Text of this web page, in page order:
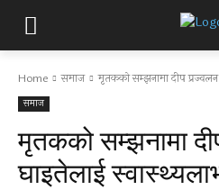
Home समाज मृतकको सम्झनामा दीप
समाज
मृतकको सम्झनामा
घाइतेलाई